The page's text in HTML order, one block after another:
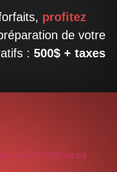
profitez
de votre
: 500$ + taxes